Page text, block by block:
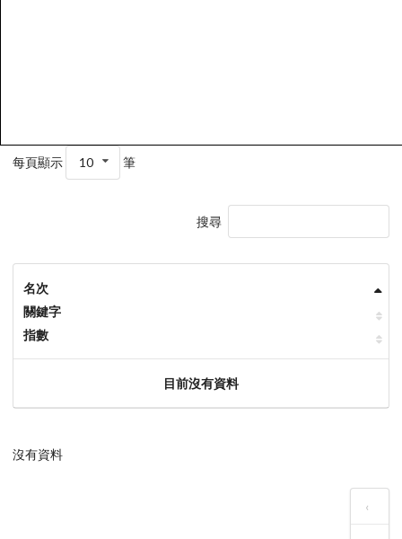
每頁顯示 10 筆
搜尋
名次
關鍵字
指數
目前沒有資料
沒有資料
‹